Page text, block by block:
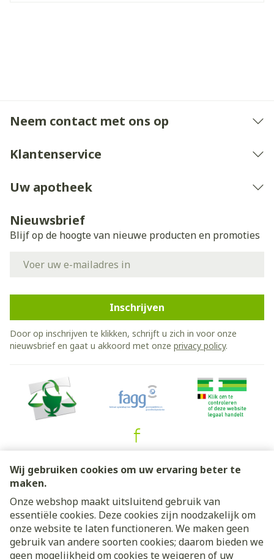
Wij gebruiken cookies om uw ervaring beter te
maken.
Onze webshop maakt uitsluitend gebruik van
essentiële cookies. Deze cookies zijn noodzakelijk om
onze website te laten functioneren. We maken geen
gebruik van andere soorten cookies; daarom bieden we
geen mogelijkheid om cookies te weigeren of uw
Neem contact met ons op
Klantenservice
Uw apotheek
Nieuwsbrief
Blijf op de hoogte van nieuwe producten en promoties
Inschrijven
Door op inschrijven te klikken, schrijft u zich in voor onze
nieuwsbrief en gaat u akkoord met onze privacy policy.
Juridische links